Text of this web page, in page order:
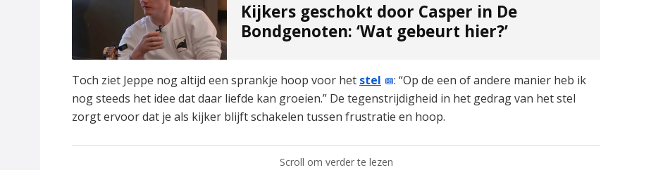
Kijkers geschokt door Casper in De
Bondgenoten: ‘Wat gebeurt hier?’
Toch ziet Jeppe nog altijd een sprankje hoop voor het stel
: “Op de een of andere manier heb ik
nog steeds het idee dat daar liefde kan groeien.” De tegenstrijdigheid in het gedrag van het stel
zorgt ervoor dat je als kijker blijft schakelen tussen frustratie en hoop.
Scroll om verder te lezen